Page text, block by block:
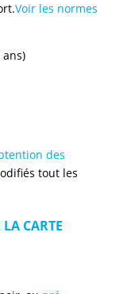
Voir les normes
des
tout les
CARTE